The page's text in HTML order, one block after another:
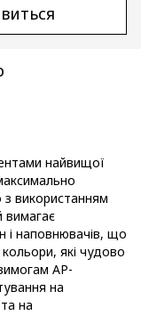
найвищої
використанням
вимагає
і наповнювачів, що
кольори, які чудово
AP-
на
на